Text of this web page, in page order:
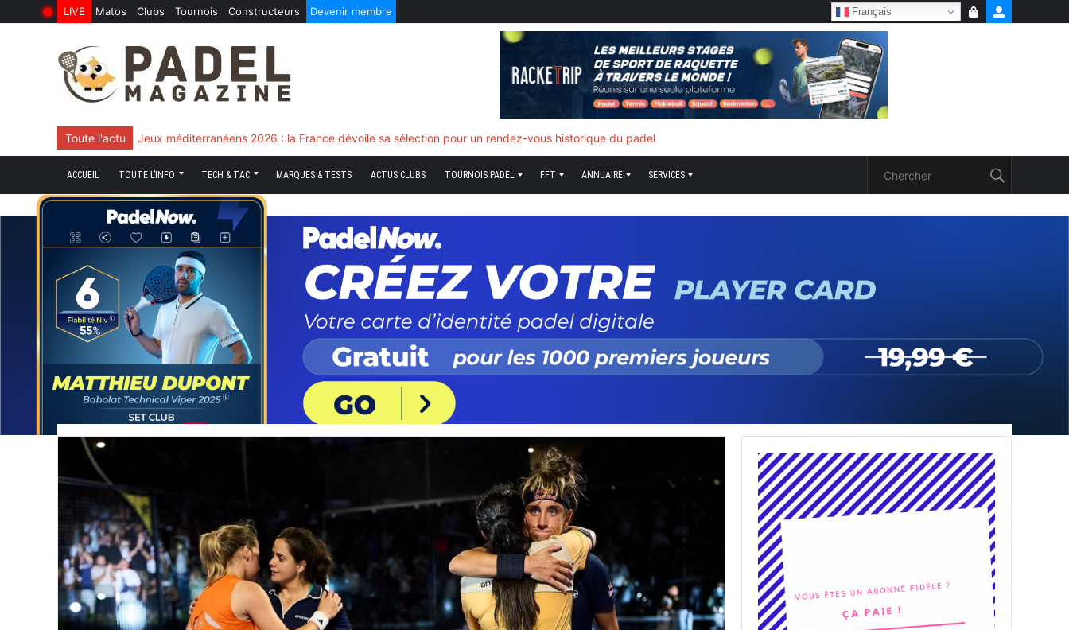
LIVE Matos Clubs Tournois Constructeurs Devenir membre Français
Toute l'actu Chingotto, ciblé tout le match mais décisif quand tout bascule
ACCUEIL TOUTE L’INFO
6 Août 2026
TECH & TAC
10 Juin 2026
MARQUES & TESTS ACTUS CLUBS TOURNOIS PADEL FFT ANNUAIRE SERVICES